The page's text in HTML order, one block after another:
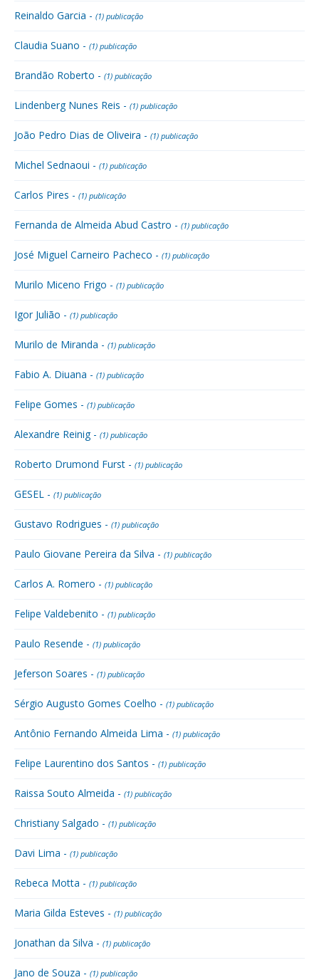
Reinaldo Garcia - (1) publicação
Claudia Suano - (1) publicação
Brandão Roberto - (1) publicação
Lindenberg Nunes Reis - (1) publicação
João Pedro Dias de Oliveira - (1) publicação
Michel Sednaoui - (1) publicação
Carlos Pires - (1) publicação
Fernanda de Almeida Abud Castro - (1) publicação
José Miguel Carneiro Pacheco - (1) publicação
Murilo Miceno Frigo - (1) publicação
Igor Julião - (1) publicação
Murilo de Miranda - (1) publicação
Fabio A. Diuana - (1) publicação
Felipe Gomes - (1) publicação
Alexandre Reinig - (1) publicação
Roberto Drumond Furst - (1) publicação
GESEL - (1) publicação
Gustavo Rodrigues - (1) publicação
Paulo Giovane Pereira da Silva - (1) publicação
Carlos A. Romero - (1) publicação
Felipe Valdebenito - (1) publicação
Paulo Resende - (1) publicação
Jeferson Soares - (1) publicação
Sérgio Augusto Gomes Coelho - (1) publicação
Antônio Fernando Almeida Lima - (1) publicação
Felipe Laurentino dos Santos - (1) publicação
Raissa Souto Almeida - (1) publicação
Christiany Salgado - (1) publicação
Davi Lima - (1) publicação
Rebeca Motta - (1) publicação
Maria Gilda Esteves - (1) publicação
Jonathan da Silva - (1) publicação
Jano de Souza - (1) publicação